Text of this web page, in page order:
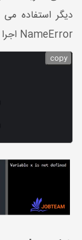
NameError اجرا می شود چون x تعریف نشده است.
copy